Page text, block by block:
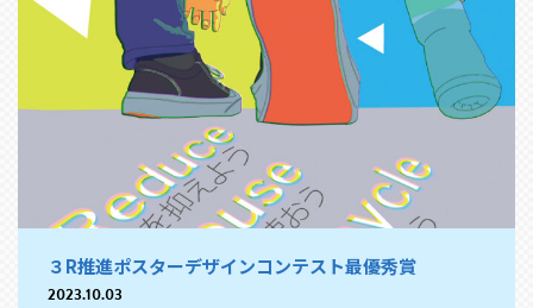
３R推進ポスターデザインコンテスト最優秀賞
2023.10.03